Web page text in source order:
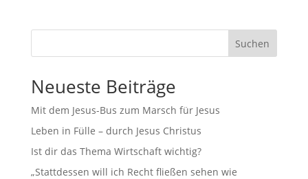
Suchen
Neueste Beiträge
Mit dem Jesus-Bus zum Marsch für Jesus
Leben in Fülle – durch Jesus Christus
Ist dir das Thema Wirtschaft wichtig?
„Stattdessen will ich Recht fließen sehen wie